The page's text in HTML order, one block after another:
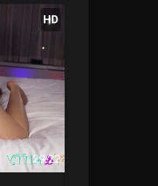
HD
29:22